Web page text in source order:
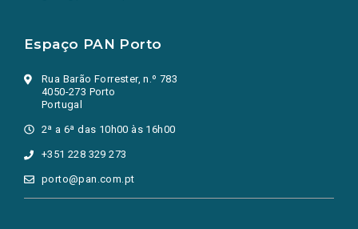
Espaço PAN Porto
Rua Barão Forrester, n.º 783
4050-273 Porto
Portugal
2ª a 6ª das 10h00 às 16h00
+351 228 329 273
porto@pan.com.pt